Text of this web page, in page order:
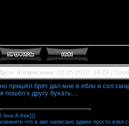
Дата: Воскресенье, 02.05.2010, 18:24 |
но пришёл брят дал мне в ебло и сел
я пошёл к другу бухать....
I love A-free)))
извините что в аве написано админ просто взял